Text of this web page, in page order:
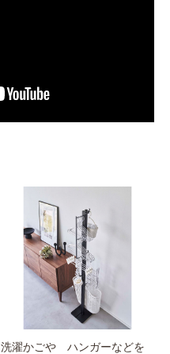
洗濯かごや ハンガーなどを